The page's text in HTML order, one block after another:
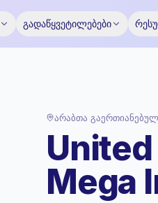
გადაწყვეტილებები
არაბთა
Mega
პრემიუმ ბაზარი , აუთრიჩი